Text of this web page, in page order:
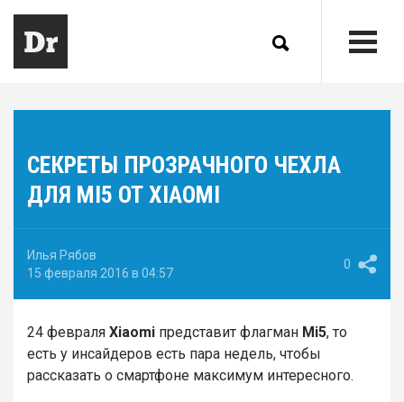
СЕКРЕТЫ ПРОЗРАЧНОГО ЧЕХЛА
ДЛЯ MI5 ОТ XIAOMI
Илья Рябов
15 февраля 2016 в 04:57
0
24 февраля Xiaomi представит флагман Mi5, то
есть у инсайдеров есть пара недель, чтобы
рассказать о смартфоне максимум интересного.